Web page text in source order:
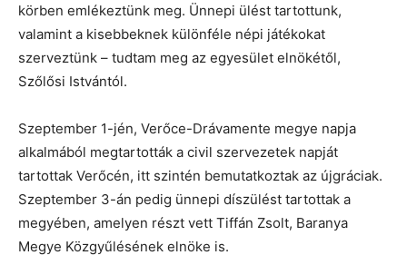
körben emlékeztünk meg. Ünnepi ülést tartottunk,
valamint a kisebbeknek különféle népi játékokat
szerveztünk – tudtam meg az egyesület elnökétől,
Szőlősi Istvántól.
Szeptember 1-jén, Verőce-Drávamente megye napja
alkalmából megtartották a civil szervezetek napját
tartottak Verőcén, itt szintén bemutatkoztak az újgráciak.
Szeptember 3-án pedig ünnepi díszülést tartottak a
megyében, amelyen részt vett Tiffán Zsolt, Baranya
Megye Közgyűlésének elnöke is.